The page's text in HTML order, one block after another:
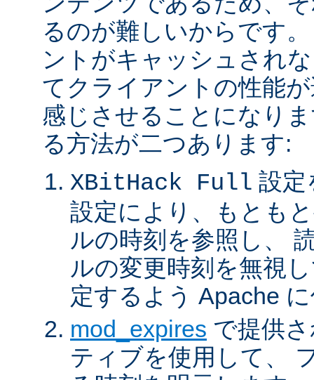
るのが難しいからです
ントがキャッシュされ
てクライアントの性能
感じさせることになり
る方法が二つあります:
XBitHack Full 設定
設定により、もとも
ルの時刻を参照し、
ルの変更時刻を無視
定するよう Apache
mod_expires で提供
ティブを使用して、